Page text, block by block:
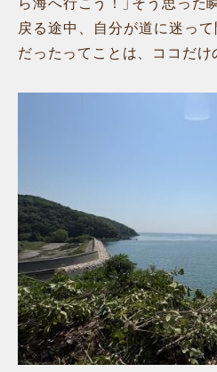
ら海へ行こう！」そう思った
戻る途中、自分が道に迷っ
だったってことは、ココだけ